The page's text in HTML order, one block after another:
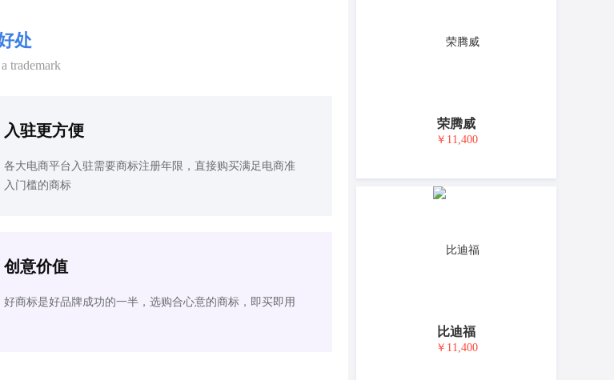
处
trademark
入驻更方便
各大电商平台入驻需要商标注册年限，直接购买满足电商准
入门槛的商标
创意价值
好商标是好品牌成功的一半，选购合心意的商标，即买即用
荣腾威
￥11,400
比迪福
￥11,400